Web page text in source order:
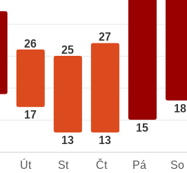
26
17
25
13
27
13
15
18
Út St Čt Pá So